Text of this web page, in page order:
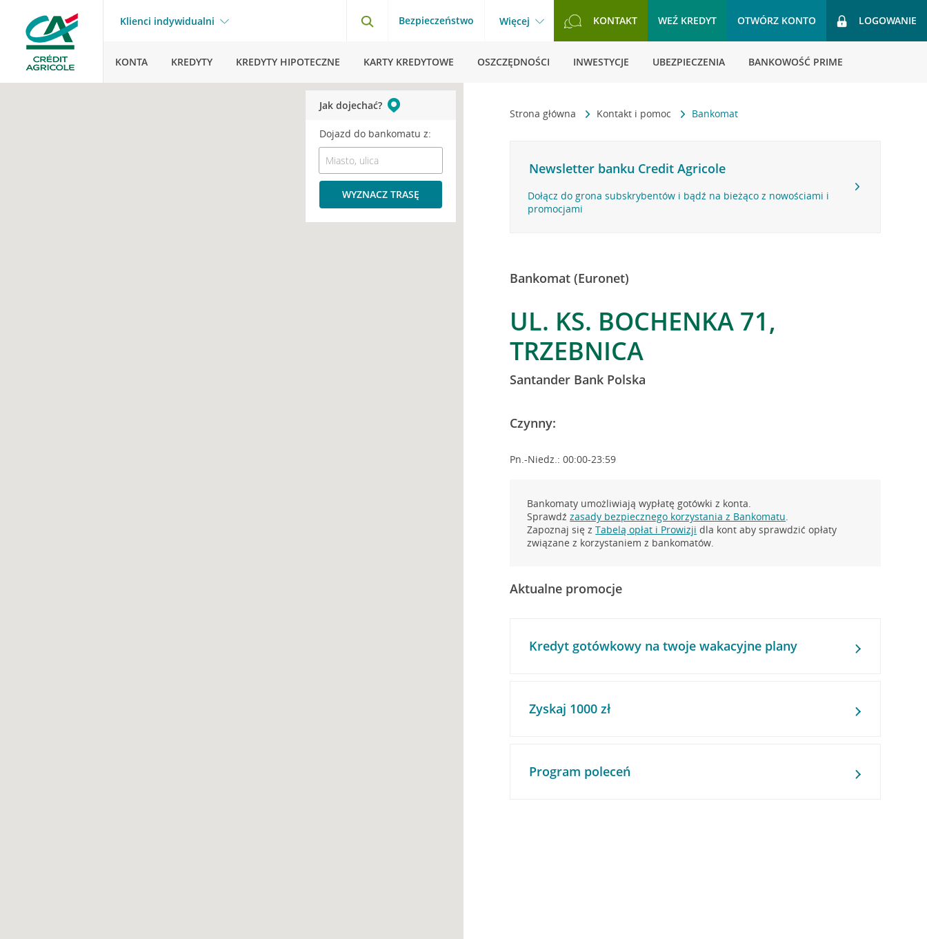
Klienci indywidualni Bezpieczeństwo Więcej KONTAKT WEŹ KREDYT OTWÓRZ KONTO LOGOWANIE
KONTA KREDYTY KREDYTY HIPOTECZNE KARTY KREDYTOWE OSZCZĘDNOŚCI INWESTYCJE UBEZPIECZENIA BANKOWOŚĆ PRIME
Strona główna Kontakt i pomoc Bankomat
Newsletter banku Credit Agricole
Dołącz do grona subskrybentów i bądź na bieżąco z nowościami i
promocjami
Bankomat (Euronet)
UL. KS. BOCHENKA 71,
TRZEBNICA
Santander Bank Polska
Czynny:
Pn.-Niedz.: 00:00-23:59
Bankomaty umożliwiają wypłatę gotówki z konta.
Sprawdźzasady bezpiecznego korzystania z Bankomatu.
Zapoznaj się zTabelą opłat i Prowizji dla kont aby sprawdzić opłaty
związane z korzystaniem z bankomatów.
Aktualne promocje
Kredyt gotówkowy na twoje wakacyjne plany
Zyskaj 1000 zł
Program poleceń
Jak dojechać?
Dojazd do bankomatu z:
WYZNACZ TRASĘ